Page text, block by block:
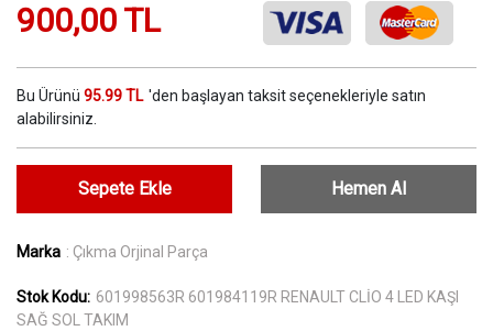
900,00 TL
Bu Ürünü 95.99 TL 'den başlayan taksit seçenekleriyle satın
alabilirsiniz.
Sepete Ekle Hemen Al
Marka : Çıkma Orjinal Parça
Stok Kodu: 601998563R 601984119R RENAULT CLİO 4 LED KAŞI
SAĞ SOL TAKIM